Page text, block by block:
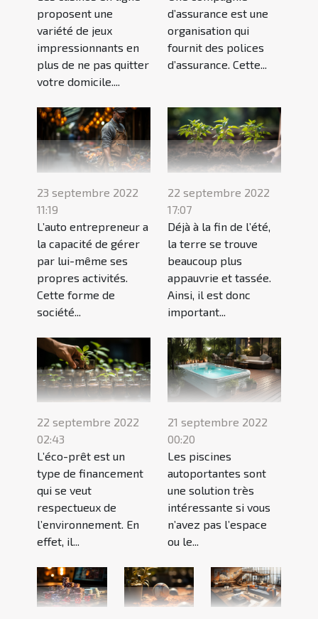
proposent une
variété de jeux
impressionnants en
plus de ne pas quitter
votre domicile....
d’assurance est une
organisation qui
fournit des polices
d’assurance. Cette...
23 septembre 2022
11:19
L’auto entrepreneur a
la capacité de gérer
par lui-même ses
propres activités.
Cette forme de
société...
22 septembre 2022
17:07
Déjà à la fin de l’été,
la terre se trouve
beaucoup plus
appauvrie et tassée.
Ainsi, il est donc
important...
22 septembre 2022
02:43
L’éco-prêt est un
type de financement
qui se veut
respectueux de
l’environnement. En
effet, il...
21 septembre 2022
00:20
Les piscines
autoportantes sont
une solution très
intéressante si vous
n’avez pas l’espace
ou le...